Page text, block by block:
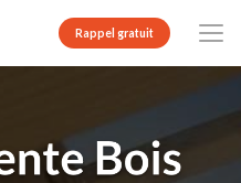
Rappel gratuit